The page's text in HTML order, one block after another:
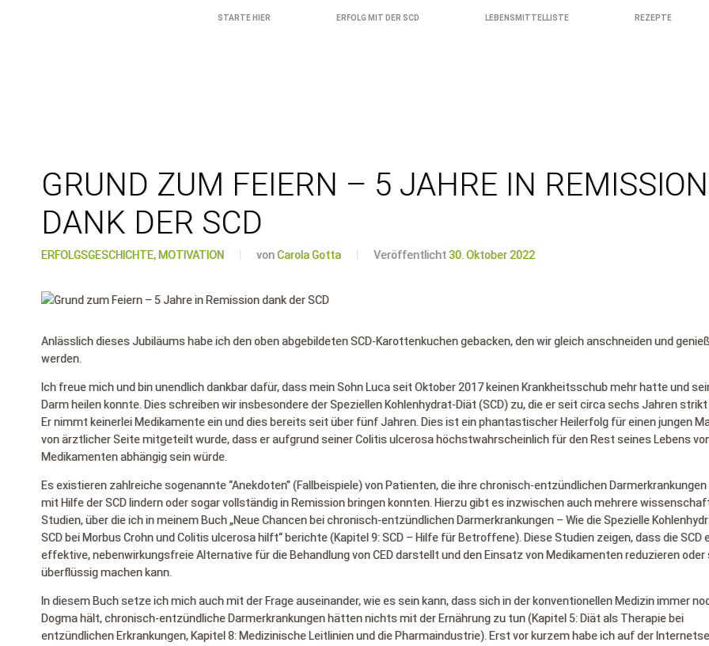
STARTE HIER ERFOLG MIT DER SCD LEBENSMITTELLISTE REZEPTE
GRUND ZUM FEIERN – 5 JAHRE IN REMISSION
DANK DER SCD
ERFOLGSGESCHICHTE, MOTIVATION vonCarola Gotta Veröffentlicht30. Oktober 2022
Anlässlich dieses Jubiläums habe ich den oben abgebildeten SCD-Karottenkuchen gebacken, den wir gleich anschneiden und
werden.
Ich freue mich und bin unendlich dankbar dafür, dass mein Sohn Luca seit Oktober 2017 keinen Krankheitsschub mehr hatte und
Darm heilen konnte. Dies schreiben wir insbesondere der Speziellen Kohlenhydrat-Diät (SCD) zu, die er seit circa sechs Jahren
Er nimmt keinerlei Medikamente ein und dies bereits seit über fünf Jahren. Dies ist ein phantastischer Heilerfolg für einen jungen
von ärztlicher Seite mitgeteilt wurde, dass er aufgrund seiner Colitis ulcerosa höchstwahrscheinlich für den Rest seines Lebens
Medikamenten abhängig sein würde.
Es existieren zahlreiche sogenannte “Anekdoten” (Fallbeispiele) von Patienten, die ihre chronisch-entzündlichen Darmerkrankungen
mit Hilfe der SCD lindern oder sogar vollständig in Remission bringen konnten. Hierzu gibt es inzwischen auch mehrere
Studien, über die ich in meinem Buch „Neue Chancen bei chronisch-entzündlichen Darmerkrankungen – Wie die Spezielle
SCD bei Morbus Crohn und Colitis ulcerosa hilft“ berichte (Kapitel 9: SCD – Hilfe für Betroffene). Diese Studien zeigen, dass die SCD
effektive, nebenwirkungsfreie Alternative für die Behandlung von CED darstellt und den Einsatz von Medikamenten reduzieren oder
überflüssig machen kann.
In diesem Buch setze ich mich auch mit der Frage auseinander, wie es sein kann, dass sich in der konventionellen Medizin immer
Dogma hält, chronisch-entzündliche Darmerkrankungen hätten nichts mit der Ernährung zu tun (Kapitel 5: Diät als Therapie bei
entzündlichen Erkrankungen, Kapitel 8: Medizinische Leitlinien und die Pharmaindustrie). Erst vor kurzem habe ich auf der